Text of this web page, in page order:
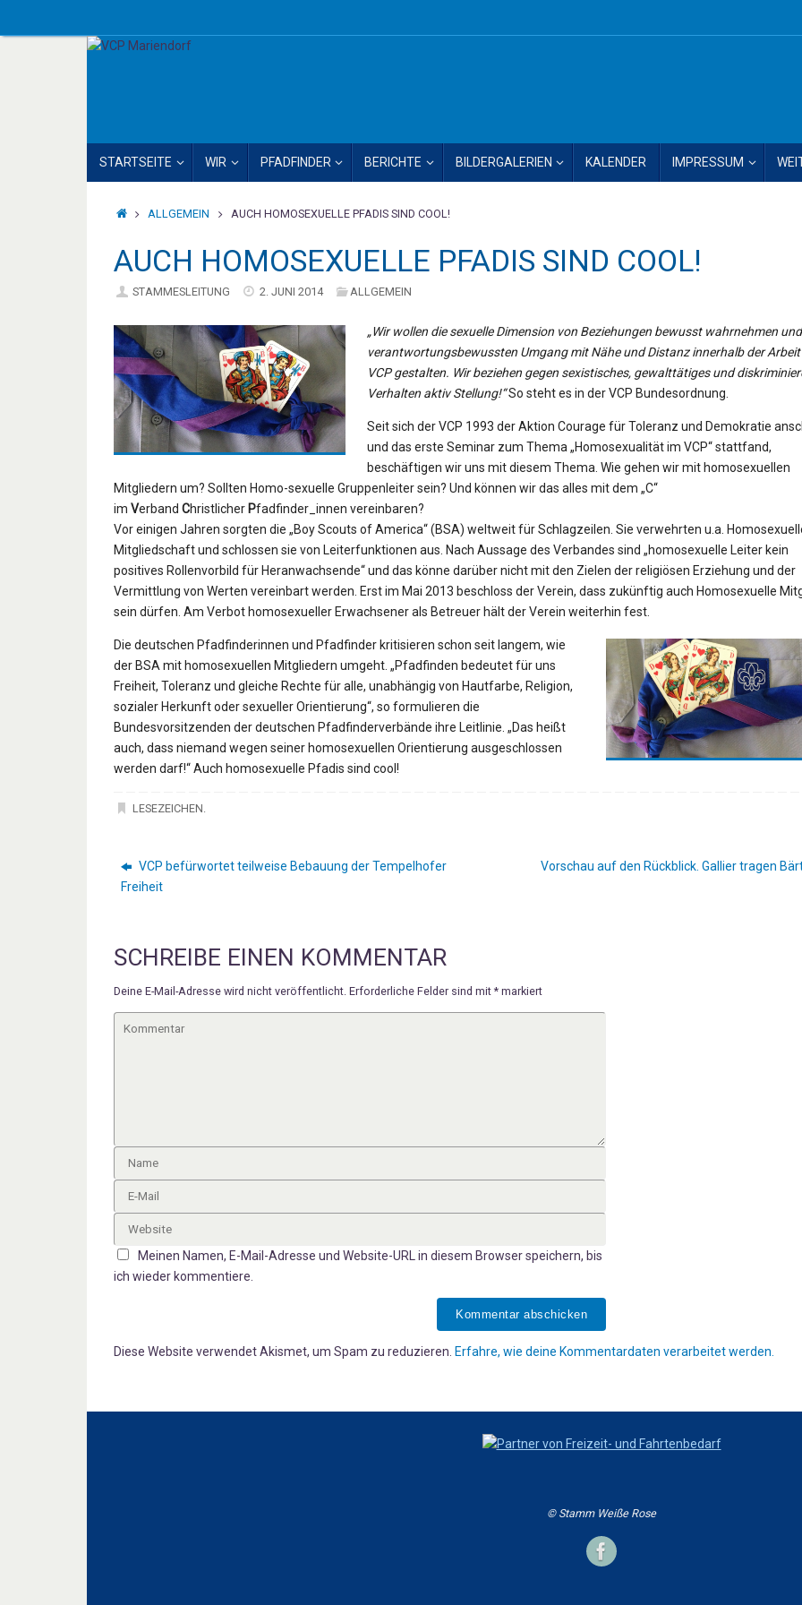
INHALT
STARTSEITE WIR PFADFINDER BERICHTE BILDERGALERIEN KALENDER IMPRESSUM
STARTSEITE
ALLGEMEIN AUCH HOMOSEXUELLE PFADIS SIND COOL!
AUCH HOMOSEXUELLE PFADIS SIND COOL!
STAMMESLEITUNG 2. JUNI 2014 ALLGEMEIN
„Wir wollen die sexuelle Dimension von Beziehungen bewusst wahrnehmen
verantwortungsbewussten Umgang mit Nähe und Distanz innerhalb der Arbeit
VCP gestalten. Wir beziehen gegen sexistisches, gewalttätiges und
Verhalten aktiv Stellung!“So steht es in der VCP Bundesordnung.
Seit sich der VCP 1993 der Aktion Courage für Toleranz und Demokratie
und das erste Seminar zum Thema „Homosexualität im VCP“ stattfand,
beschäftigen wir uns mit diesem Thema. Wie gehen wir mit homosexuellen
Mitgliedern um? Sollten Homo-sexuelle Gruppenleiter sein? Und können wir das alles mit dem „C“
im Verband Christlicher Pfadfinder_innen vereinbaren?
Vor einigen Jahren sorgten die „Boy Scouts of America“ (BSA) weltweit für Schlagzeilen. Sie verwehrten u.a.
Mitgliedschaft und schlossen sie von Leiterfunktionen aus. Nach Aussage des Verbandes sind „homosexuelle Leiter kein
positives Rollenvorbild für Heranwachsende“ und das könne darüber nicht mit den Zielen der religiösen Erziehung und der
Vermittlung von Werten vereinbart werden. Erst im Mai 2013 beschloss der Verein, dass zukünftig auch Homosexuelle
sein dürfen. Am Verbot homosexueller Erwachsener als Betreuer hält der Verein weiterhin fest.
Die deutschen Pfadfinderinnen und Pfadfinder kritisieren schon seit langem, wie
der BSA mit homosexuellen Mitgliedern umgeht. „Pfadfinden bedeutet für uns
Freiheit, Toleranz und gleiche Rechte für alle, unabhängig von Hautfarbe, Religion,
sozialer Herkunft oder sexueller Orientierung“, so formulieren die
Bundesvorsitzenden der deutschen Pfadfinderverbände ihre Leitlinie. „Das heißt
auch, dass niemand wegen seiner homosexuellen Orientierung ausgeschlossen
werden darf!“ Auch homosexuelle Pfadis sind cool!
LESEZEICHEN.
VCP befürwortet teilweise Bebauung der Tempelhofer
Freiheit
Vorschau auf den Rückblick. Gallier tragen
SCHREIBE EINEN KOMMENTAR
Deine E-Mail-Adresse wird nicht veröffentlicht. Erforderliche Felder sind mit * markiert
Meinen Namen, E-Mail-Adresse und Website-URL in diesem Browser speichern, bis
ich wieder kommentiere.
Diese Website verwendet Akismet, um Spam zu reduzieren. Erfahre, wie deine Kommentardaten verarbeitet werden.
© Stamm Weiße Rose